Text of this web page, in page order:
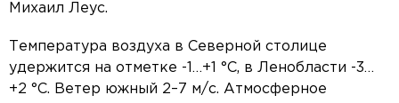
Михаил Леус.
Температура воздуха в Северной столице
удержится на отметке -1…+1 °С, в Ленобласти -3…
+2 °С. Ветер южный 2–7 м/с. Атмосферное